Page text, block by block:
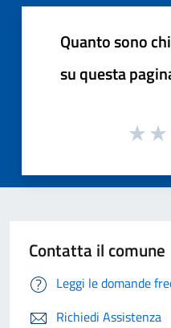
Quanto sono
su questa
Contatta il comune
Leggi le domande
Richiedi Assistenza